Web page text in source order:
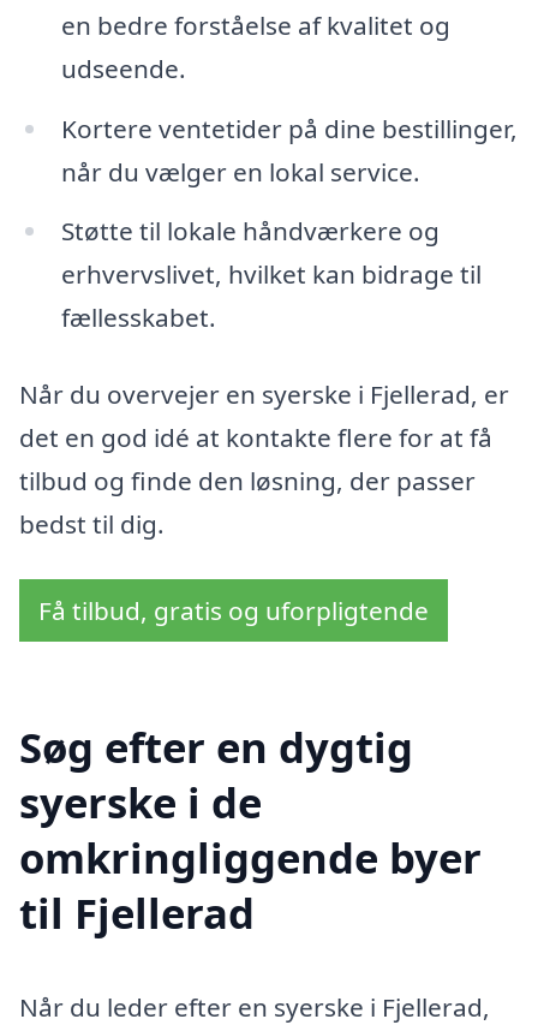
en bedre forståelse af kvalitet og
udseende.
Kortere ventetider på dine bestillinger,
når du vælger en lokal service.
Støtte til lokale håndværkere og
erhvervslivet, hvilket kan bidrage til
fællesskabet.
Når du overvejer en syerske i Fjellerad, er
det en god idé at kontakte flere for at få
tilbud og finde den løsning, der passer
bedst til dig.
Få tilbud, gratis og uforpligtende
Søg efter en dygtig
syerske i de
omkringliggende byer
til Fjellerad
Når du leder efter en syerske i Fjellerad,